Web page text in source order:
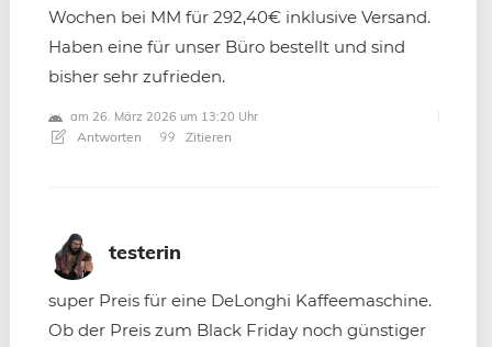
Wochen bei MM für 292,40€ inklusive Versand.
Haben eine für unser Büro bestellt und sind
bisher sehr zufrieden.
am 26. März 2026 um 13:20 Uhr
Antworten Zitieren
testerin
super Preis für eine DeLonghi Kaffeemaschine.
Ob der Preis zum Black Friday noch günstiger